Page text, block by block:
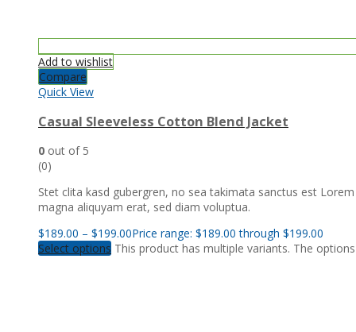
Add to wishlist
Compare
Quick View
Casual Sleeveless Cotton Blend Jacket
0 out of 5
(0)
Stet clita kasd gubergren, no sea takimata sanctus est
magna aliquyam erat, sed diam voluptua.
$189.00 – $199.00Price range: $189.00 through $199.00
Select options This product has multiple variants. The